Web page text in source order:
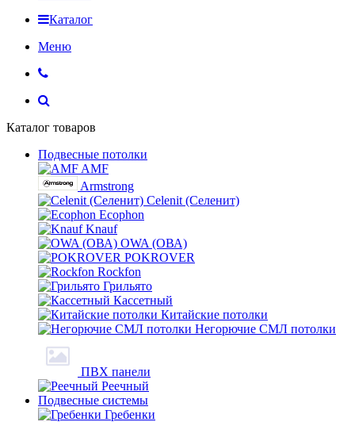
Каталог
Меню
Каталог товаров
Подвесные потолки
AMF
Armstrong
Celenit (Селенит)
Ecophon
Knauf
OWA (ОВА)
POKROVER
Rockfon
Грильято
Кассетный
Китайские потолки
Негорючие СМЛ потолки
ПВХ панели
Реечный
Подвесные системы
Гребенки